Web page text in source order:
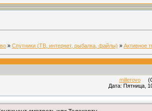
» Спутники (ТВ, интернет, рыбалка, файлы) » Активное
millerovo
Дата: Пятница,